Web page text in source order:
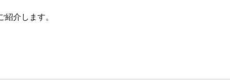
介します。